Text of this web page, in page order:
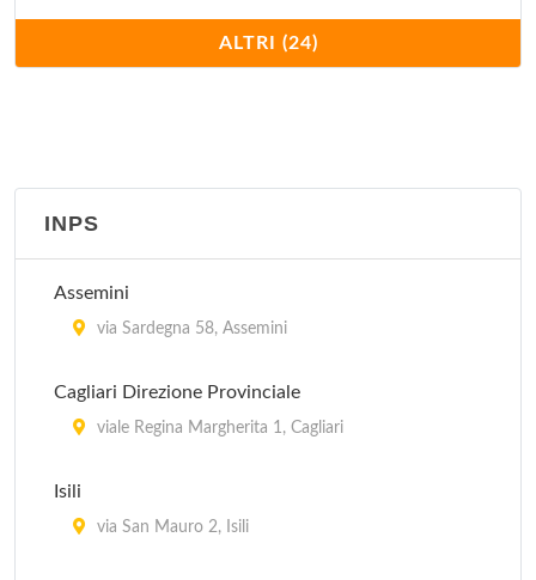
Guardia Medica - Decimomannu
via Stazione , Decimomannu
Guardia Medica - Dolianova
Guardia Medica - Elmas
Guardia Medica - Monastir
Guardia Medica - Muravera
ALTRI (24)
INPS
Assemini
via Sardegna 58, Assemini
Cagliari Direzione Provinciale
viale Regina Margherita 1, Cagliari
Isili
via San Mauro 2, Isili